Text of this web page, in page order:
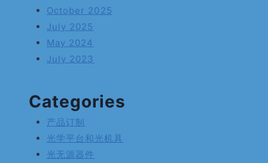
October 2025
July 2025
May 2024
July 2023
Categories
产品订制
光学平台和光机具
光无源器件